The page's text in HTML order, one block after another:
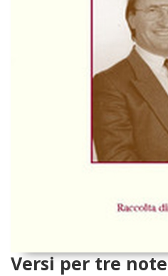
Versi per tre note